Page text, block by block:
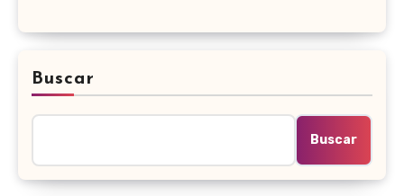
Buscar
Buscar